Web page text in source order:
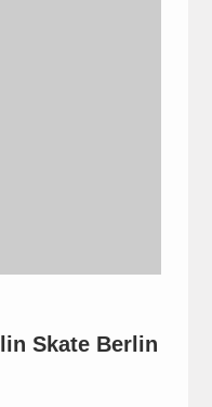
Skate Berlin